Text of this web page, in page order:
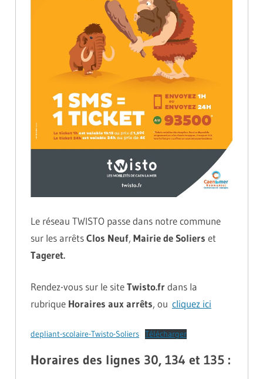
Le réseau TWISTO passe dans notre commune
sur les arrêtsClos Neuf, Mairie de Soliers et
Tageret.
Rendez-vous sur le siteTwisto.frdans la
rubrique Horaires aux arrêts, ou cliquez ici
depliant-scolaire-Twisto-Soliers Télécharger
Horaires des lignes 30, 134 et 135 :